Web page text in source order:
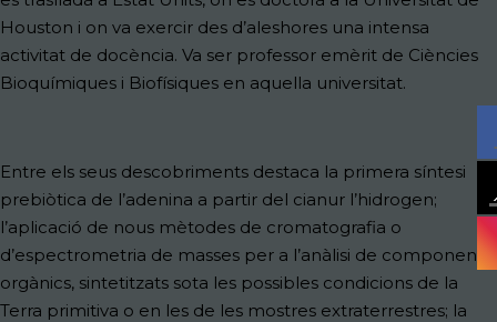
Houston i on va exercir des d’aleshores una intensa
activitat de docència. Va ser professor emèrit de Ciències
Bioquímiques i Biofísiques en aquella universitat.
Entre els seus descobriments destaca la primera síntesi
prebiòtica de l’adenina a partir del cianur l’hidrogen;
l’aplicació de nous mètodes de cromatografia o
d’espectrometria de masses per a l’anàlisi de components
orgànics, sintetitzats sota les possibles condicions de la
Terra primitiva o en les de les mostres extraterrestres; la